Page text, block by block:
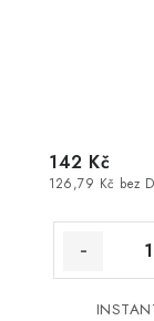
126,79 Kč bez
142 Kč